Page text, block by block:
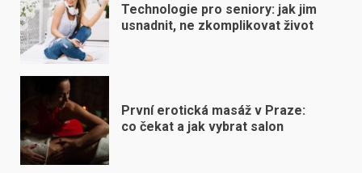
Technologie pro seniory: jak jim
usnadnit, ne zkomplikovat život
První erotická masáž v Praze:
co čekat a jak vybrat salon